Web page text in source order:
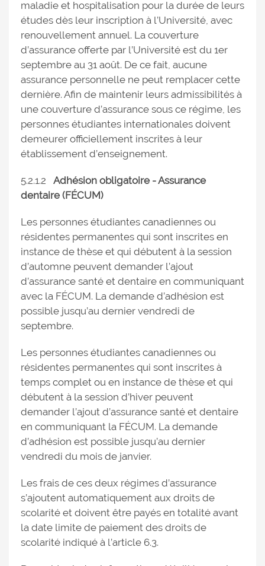
maladie et hospitalisation pour la durée de leurs
études dès leur inscription à l’Université, avec
renouvellement annuel. La couverture
d’assurance offerte par l’Université est du 1er
septembre au 31 août. De ce fait, aucune
assurance personnelle ne peut remplacer cette
dernière. Afin de maintenir leurs admissibilités à
une couverture d’assurance sous ce régime, les
personnes étudiantes internationales doivent
demeurer officiellement inscrites à leur
établissement d’enseignement.
5.2.1.2 Adhésion obligatoire - Assurance
dentaire (FÉCUM)
Les personnes étudiantes canadiennes ou
résidentes permanentes qui sont inscrites en
instance de thèse et qui débutent à la session
d’automne peuvent demander l’ajout
d’assurance santé et dentaire en communiquant
avec la FÉCUM. La demande d’adhésion est
possible jusqu’au dernier vendredi de
septembre.
Les personnes étudiantes canadiennes ou
résidentes permanentes qui sont inscrites à
temps complet ou en instance de thèse et qui
débutent à la session d’hiver peuvent
demander l’ajout d’assurance santé et dentaire
en communiquant la FÉCUM. La demande
d’adhésion est possible jusqu’au dernier
vendredi du mois de janvier.
Les frais de ces deux régimes d’assurance
s’ajoutent automatiquement aux droits de
scolarité et doivent être payés en totalité avant
la date limite de paiement des droits de
scolarité indiqué à l’article 6.3.